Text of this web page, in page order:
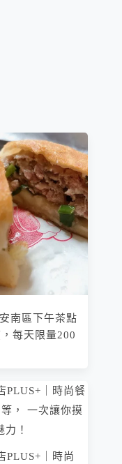
南區下午茶點
每天限量200
PLUS+｜時尚